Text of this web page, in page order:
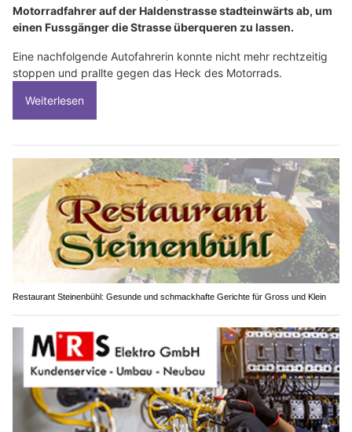
Motorradfahrer auf der Haldenstrasse stadteinwärts ab, um
einen Fussgänger die Strasse überqueren zu lassen.
Eine nachfolgende Autofahrerin konnte nicht mehr rechtzeitig
stoppen und prallte gegen das Heck des Motorrads.
Weiterlesen
Restaurant Steinenbühl: Gesunde und schmackhafte Gerichte für Gross und Klein